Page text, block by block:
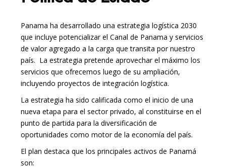
Panama ha desarrollado una estrategia logística 2030
que incluye potencializar el Canal de Panama y servicios
de valor agregado a la carga que transita por nuestro
país. La estrategia pretende aprovechar el máximo los
servicios que ofrecemos luego de su ampliación,
incluyendo proyectos de integración logística.
La estrategia ha sido calificada como el inicio de una
nueva etapa para el sector privado, al constituirse en el
punto de partida para la diversificación de
oportunidades como motor de la economía del país.
El plan destaca que los principales activos de Panamá
son: